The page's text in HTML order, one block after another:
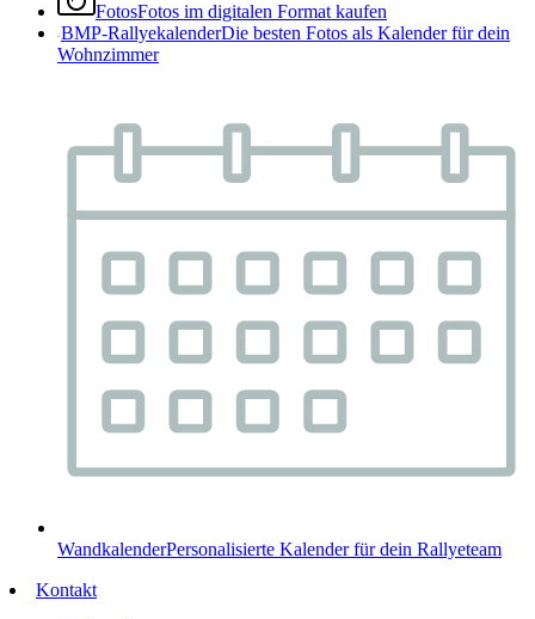
FotosFotos im digitalen Format kaufen
BMP-RallyekalenderDie besten Fotos als Kalender für dein
Wohnzimmer
WandkalenderPersonalisierte Kalender für dein Rallyeteam
Kontakt